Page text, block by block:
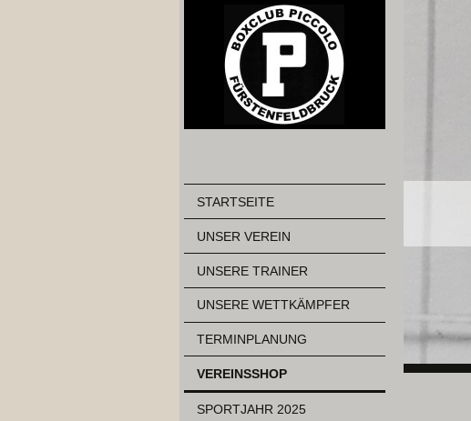
STARTSEITE
UNSER VEREIN
UNSERE TRAINER
UNSERE WETTKÄMPFER
TERMINPLANUNG
VEREINSSHOP
SPORTJAHR 2025